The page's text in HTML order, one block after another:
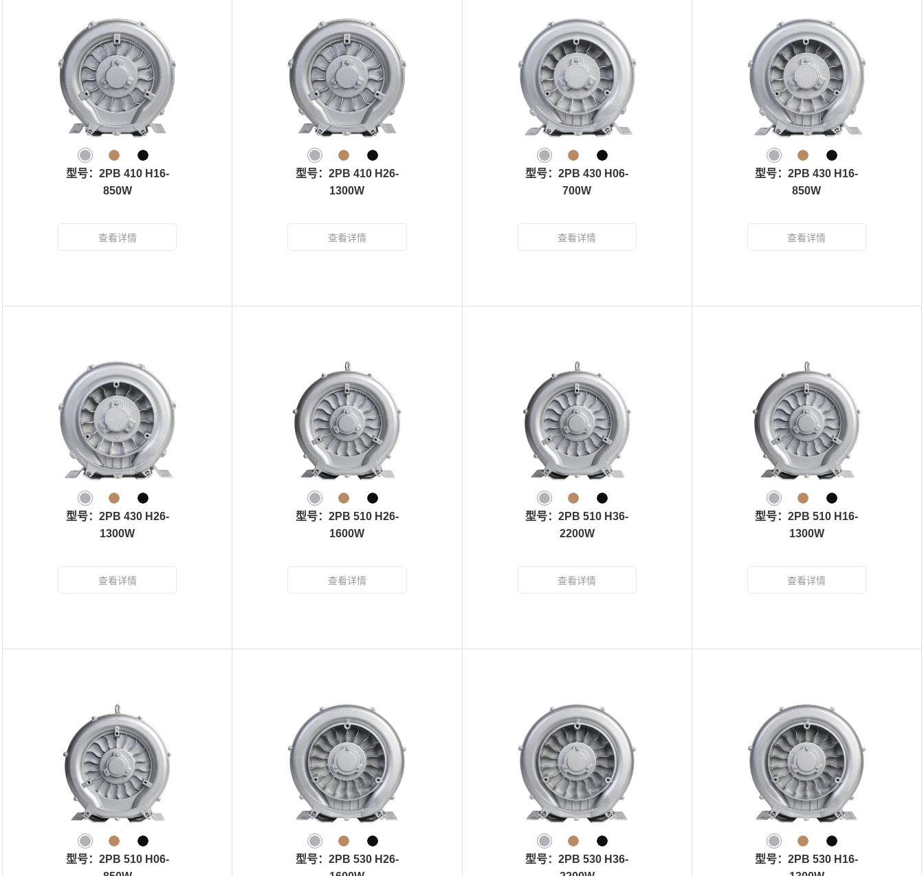
型号：2PB 410 H16-
850W
型号：2PB 410 H26-
1300W
型号：2PB 430 H06-
700W
型号：2PB 430 H16-
850W
型号：2PB 430 H26-
1300W
型号：2PB 510 H26-
1600W
型号：2PB 510 H36-
2200W
型号：2PB 510 H16-
1300W
型号：2PB 510 H06-
型号：2PB 530 H26-
型号：2PB 530 H36-
型号：2PB 530 H16-